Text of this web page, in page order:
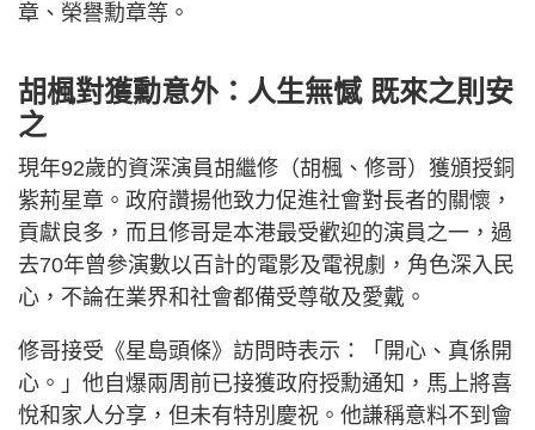
章、榮譽勳章等。
胡楓對獲勳意外：人生無憾 既來之則安
之
現年92歲的資深演員胡繼修（胡楓、修哥）獲頒授銅
紫荊星章。政府讚揚他致力促進社會對長者的關懷，
貢獻良多，而且修哥是本港最受歡迎的演員之一，過
去70年曾參演數以百計的電影及電視劇，角色深入民
心，不論在業界和社會都備受尊敬及愛戴。
修哥接受《星島頭條》訪問時表示：「開心、真係開
心。」他自爆兩周前已接獲政府授勳通知，馬上將喜
悅和家人分享，但未有特別慶祝。他謙稱意料不到會